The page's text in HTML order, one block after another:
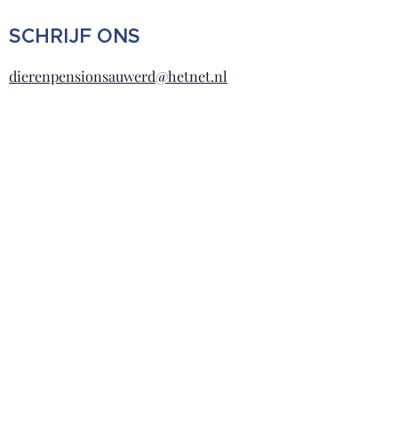
SCHRIJF ONS
dierenpensionsauwerd@hetnet.nl